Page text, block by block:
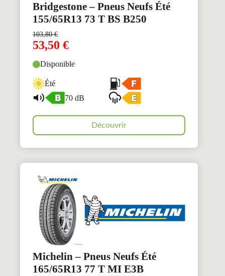
Bridgestone – Pneus Neufs Été
155/65R13 73 T BS B250
103,80€
53,50 €
Disponible
Été
70 dB
Découvrir
Michelin – Pneus Neufs Été
165/65R13 77 T MI E3B